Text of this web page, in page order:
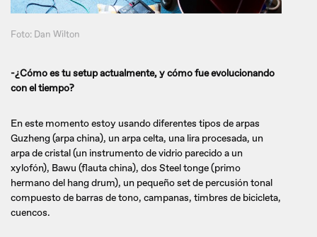
Foto: Dan Wilton
-¿Cómo es tu setup actualmente, y cómo fue evolucionando
con el tiempo?
En este momento estoy usando diferentes tipos de arpas
Guzheng (arpa china), un arpa celta, una lira procesada, un
arpa de cristal (un instrumento de vidrio parecido a un
xylofón), Bawu (flauta china), dos Steel tonge (primo
hermano del hang drum), un pequeño set de percusión tonal
compuesto de barras de tono, campanas, timbres de bicicleta,
cuencos.